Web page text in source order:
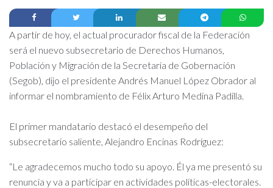
A partir de hoy, el actual procurador fiscal de la Federación
será el nuevo subsecretario de Derechos Humanos,
Población y Migración de la Secretaría de Gobernación
(Segob), dijo el presidente Andrés Manuel López Obrador al
informar el nombramiento de Félix Arturo Medina Padilla.
El primer mandatario destacó el desempeño del
subsecretario saliente, Alejandro Encinas Rodríguez:
“Le agradecemos mucho todo su apoyo. Él ya me presentó su
renuncia y va a participar en actividades políticas-electorales.